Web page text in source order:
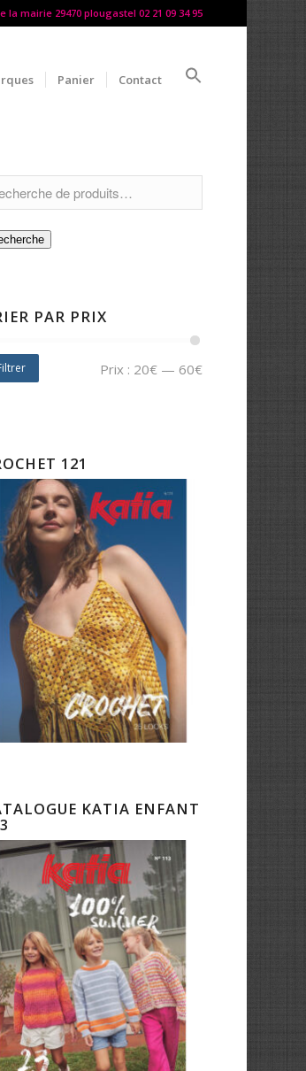
la mairie 29470 plougastel 02 21 09 34 95
Panier Contact
PAR PRIX
Prix : 20€— 60€
121
KATIA ENFANT